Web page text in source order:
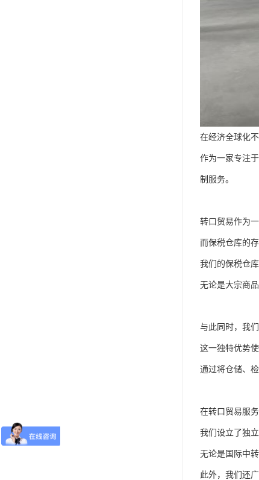
在经济全球化
作为一家专注
制服务。
转口贸易作为
而保税仓库的
我们的保税仓
无论是大宗商
与此同时，我
这一独特优势
通过将仓储、
在转口贸易服
我们设立了独
无论是国际中
此外，我们还